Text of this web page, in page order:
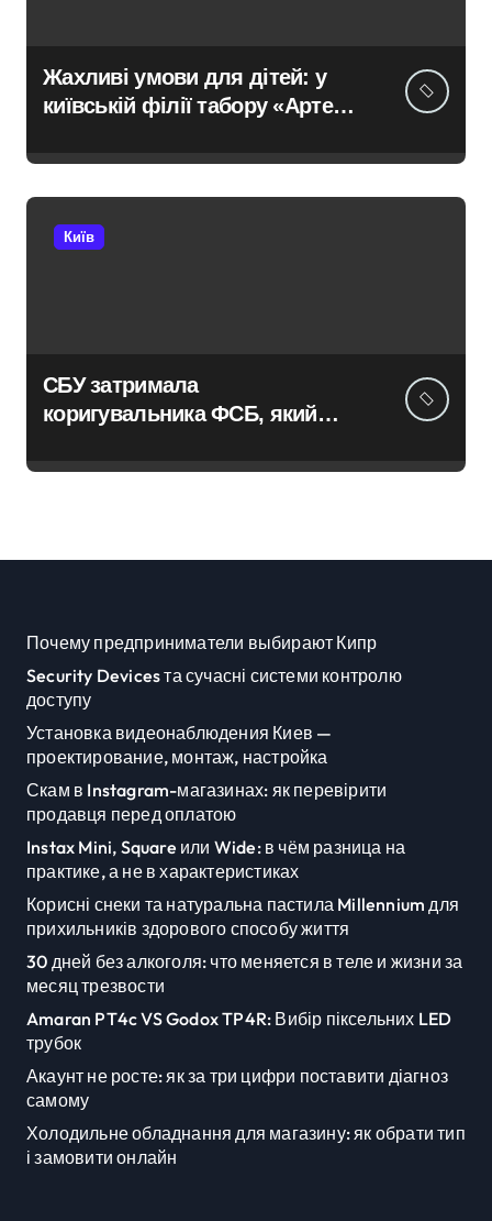
Жахливі умови для дітей: у
київській філії табору «Артек»
плісняву та гнилі фрукти
Київ
СБУ затримала
коригувальника ФСБ, який
Київ
Почему предприниматели выбирают Кипр
Security Devices та сучасні системи контролю
доступу
Установка видеонаблюдения Киев —
проектирование, монтаж, настройка
Скам в Instagram-магазинах: як перевірити
продавця перед оплатою
Instax Mini, Square или Wide: в чём разница на
практике, а не в характеристиках
Корисні снеки та натуральна пастила Millennium для
прихильників здорового способу життя
30 дней без алкоголя: что меняется в теле и жизни за
месяц трезвости
Amaran PT4c VS Godox TP4R: Вибір піксельних LED
трубок
Акаунт не росте: як за три цифри поставити діагноз
самому
Холодильне обладнання для магазину: як обрати тип
і замовити онлайн